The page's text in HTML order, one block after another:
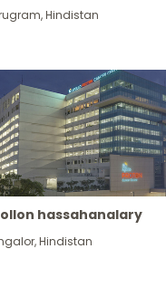
Has giňişleýin gör
,Hindistan
hassahanalary
,Hindistan